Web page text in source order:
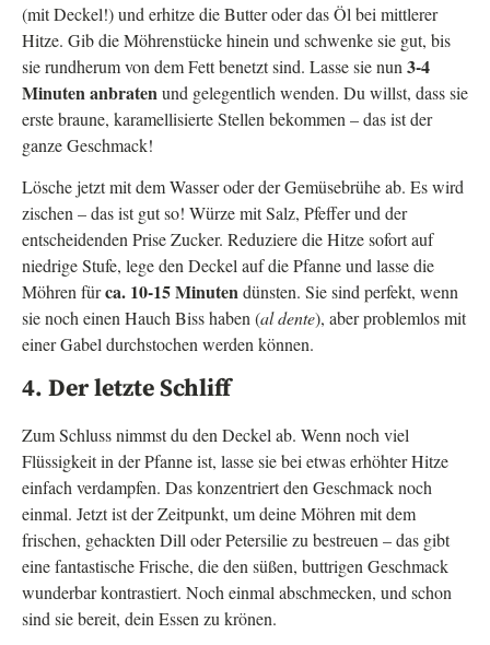
(mit Deckel!) und erhitze die Butter oder das Öl bei mittlerer
Hitze. Gib die Möhrenstücke hinein und schwenke sie gut, bis
sie rundherum von dem Fett benetzt sind. Lasse sie nun 3-4
Minuten anbratenund gelegentlich wenden. Du willst, dass sie
erste braune, karamellisierte Stellen bekommen – das ist der
ganze Geschmack!
Lösche jetzt mit dem Wasser oder der Gemüsebrühe ab. Es wird
zischen – das ist gut so! Würze mit Salz, Pfeffer und der
entscheidenden Prise Zucker. Reduziere die Hitze sofort auf
niedrige Stufe, lege den Deckel auf die Pfanne und lasse die
Möhren fürca. 10-15 Minutendünsten. Sie sind perfekt, wenn
sie noch einen Hauch Biss haben (al dente), aber problemlos mit
einer Gabel durchstochen werden können.
4. Der letzte Schliff
Zum Schluss nimmst du den Deckel ab. Wenn noch viel
Flüssigkeit in der Pfanne ist, lasse sie bei etwas erhöhter Hitze
einfach verdampfen. Das konzentriert den Geschmack noch
einmal. Jetzt ist der Zeitpunkt, um deine Möhren mit dem
frischen, gehackten Dill oder Petersilie zu bestreuen – das gibt
eine fantastische Frische, die den süßen, buttrigen Geschmack
wunderbar kontrastiert. Noch einmal abschmecken, und schon
sind sie bereit, dein Essen zu krönen.